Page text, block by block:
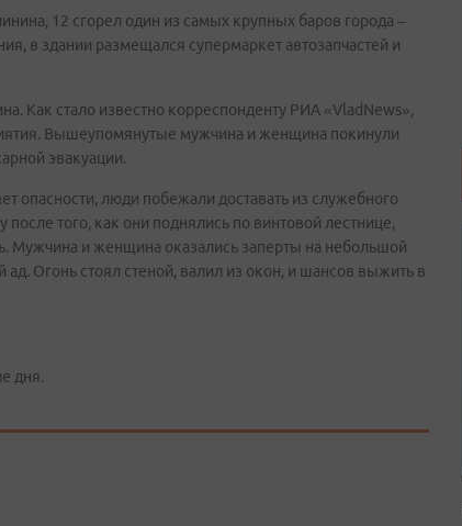
12 сгорел один из самых крупных баров города –
в здании размещался супермаркет автозапчастей и
Как стало известно корреспонденту РИА «VladNews»,
Вышеупомянутые мужчина и женщина покинули
эвакуации.
опасности, люди побежали доставать из служебного
того, как они поднялись по винтовой лестнице,
Мужчина и женщина оказались заперты на небольшой
Огонь стоял стеной, валил из окон, и шансов выжить в
дня.